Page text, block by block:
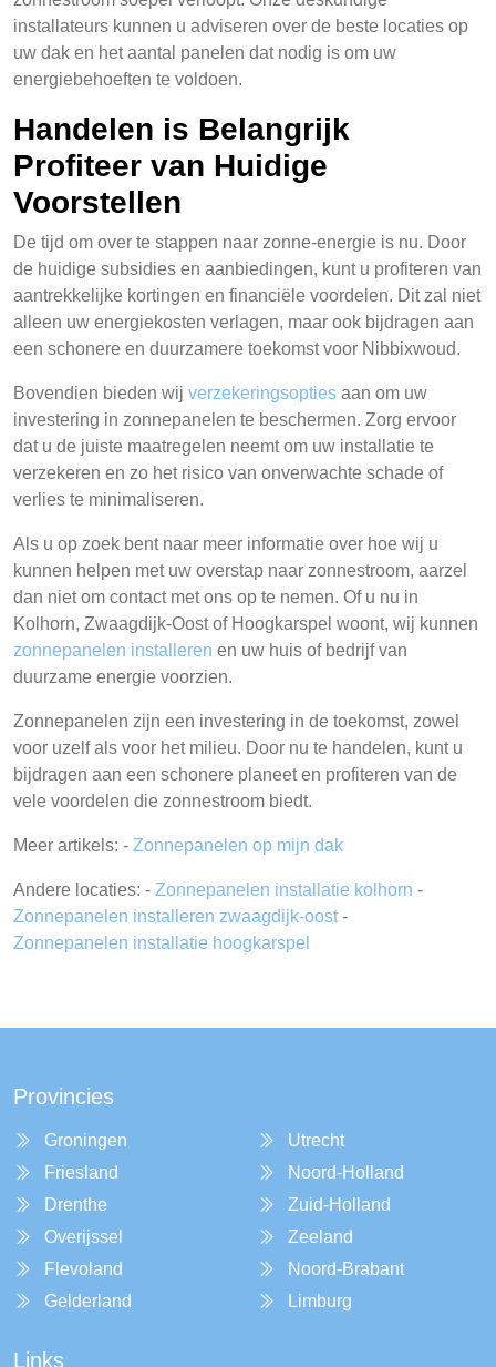
installateurs kunnen u adviseren over de beste locaties op
uw dak en het aantal panelen dat nodig is om uw
energiebehoeften te voldoen.
Handelen is Belangrijk
Profiteer van Huidige
Voorstellen
De tijd om over te stappen naar zonne-energie is nu. Door
de huidige subsidies en aanbiedingen, kunt u profiteren van
aantrekkelijke kortingen en financiële voordelen. Dit zal niet
alleen uw energiekosten verlagen, maar ook bijdragen aan
een schonere en duurzamere toekomst voor Nibbixwoud.
Bovendien bieden wij verzekeringsopties aan om uw
investering in zonnepanelen te beschermen. Zorg ervoor
dat u de juiste maatregelen neemt om uw installatie te
verzekeren en zo het risico van onverwachte schade of
verlies te minimaliseren.
Als u op zoek bent naar meer informatie over hoe wij u
kunnen helpen met uw overstap naar zonnestroom, aarzel
dan niet om contact met ons op te nemen. Of u nu in
Kolhorn, Zwaagdijk-Oost of Hoogkarspel woont, wij kunnen
zonnepanelen installeren en uw huis of bedrijf van
duurzame energie voorzien.
Zonnepanelen zijn een investering in de toekomst, zowel
voor uzelf als voor het milieu. Door nu te handelen, kunt u
bijdragen aan een schonere planeet en profiteren van de
vele voordelen die zonnestroom biedt.
Meer artikels: - Zonnepanelen op mijn dak
Andere locaties: - Zonnepanelen installatie kolhorn -
Zonnepanelen installeren zwaagdijk-oost-
Zonnepanelen installatie hoogkarspel
Provincies
Groningen
Friesland
Drenthe
Overijssel
Flevoland
Gelderland
Utrecht
Noord-Holland
Zuid-Holland
Zeeland
Noord-Brabant
Limburg
Links